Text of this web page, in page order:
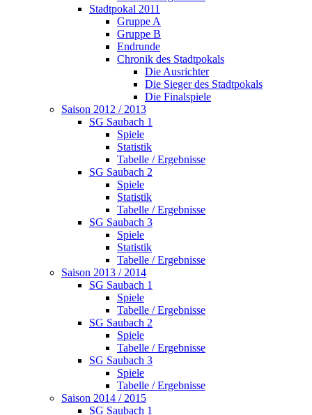
Stadtpokal 2011
Gruppe A
Gruppe B
Endrunde
Chronik des Stadtpokals
Die Ausrichter
Die Sieger des Stadtpokals
Die Finalspiele
Saison 2012 / 2013
SG Saubach 1
Spiele
Statistik
Tabelle / Ergebnisse
SG Saubach 2
Spiele
Statistik
Tabelle / Ergebnisse
SG Saubach 3
Spiele
Statistik
Tabelle / Ergebnisse
Saison 2013 / 2014
SG Saubach 1
Spiele
Tabelle / Ergebnisse
SG Saubach 2
Spiele
Tabelle / Ergebnisse
SG Saubach 3
Spiele
Tabelle / Ergebnisse
Saison 2014 / 2015
SG Saubach 1